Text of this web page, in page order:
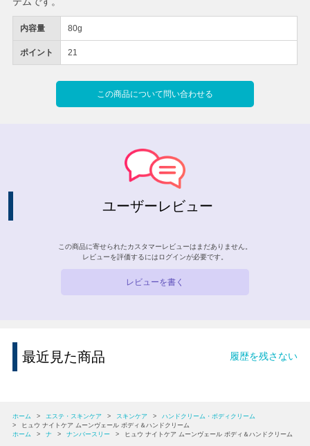
内容量 80g
ポイント 21
この商品について問い合わせる
ユーザーレビュー
この商品に寄せられたカスタマーレビューはまだありません。
レビューを評価するには ログインが必要です。
レビューを書く
最近見た商品 履歴を残さない
ホーム > エステ・スキンケア > スキンケア >
ハンドクリーム・ボディクリーム
>
ヒュウ ナイトケア ムーンヴェール ボディ＆ハンドクリーム
ホーム
> ナ > ナンバースリー > ヒュウ ナイトケア ムーンヴェール ボディ＆ハンドクリーム